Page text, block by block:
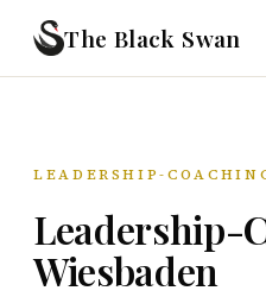
The Black Swan
LEADERSHIP-
Leadership-
Wiesbaden